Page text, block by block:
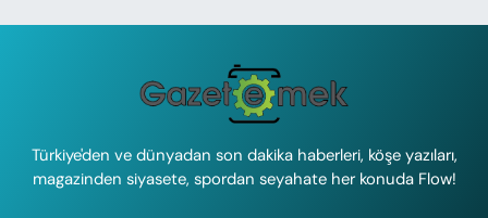
Türkiye'den ve dünyadan son dakika haberleri, köşe yazıları,
magazinden siyasete, spordan seyahate her konuda Flow!